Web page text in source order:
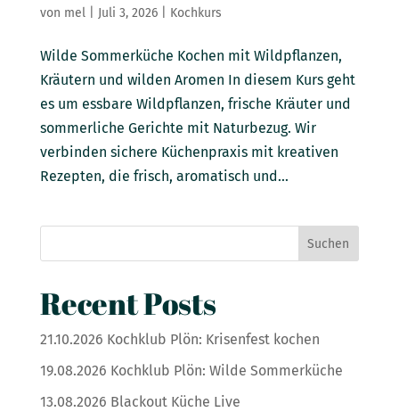
von mel| Juli 3, 2026| Kochkurs
Wilde Sommerküche Kochen mit Wildpflanzen,
Kräutern und wilden Aromen In diesem Kurs geht
es um essbare Wildpflanzen, frische Kräuter und
sommerliche Gerichte mit Naturbezug. Wir
verbinden sichere Küchenpraxis mit kreativen
Rezepten, die frisch, aromatisch und...
Suchen
Recent Posts
21.10.2026 Kochklub Plön: Krisenfest kochen
19.08.2026 Kochklub Plön: Wilde Sommerküche
13.08.2026 Blackout Küche Live